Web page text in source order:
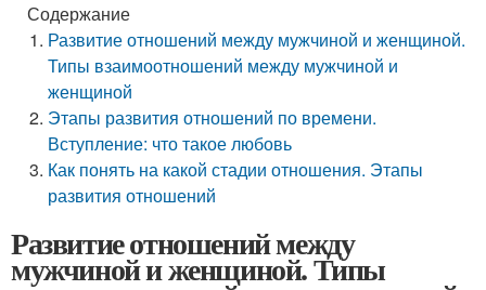
Содержание
Развитие отношений между мужчиной и женщиной.
Типы взаимоотношений между мужчиной и
женщиной
Этапы развития отношений по времени.
Вступление: что такое любовь
Как понять на какой стадии отношения. Этапы
развития отношений
Развитие отношений между
мужчиной и женщиной. Типы